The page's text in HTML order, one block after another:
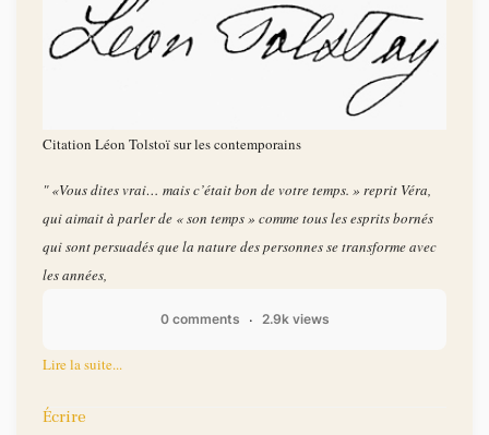
Citation Léon Tolstoï sur les contemporains
" «Vous dites vrai… mais c’était bon de votre temps. » reprit Véra,
qui aimait à parler de « son temps » comme tous les esprits bornés
qui sont persuadés que la nature des personnes se transforme avec
les années,
0 comments 2.9k views
Lire la suite...
Écrire